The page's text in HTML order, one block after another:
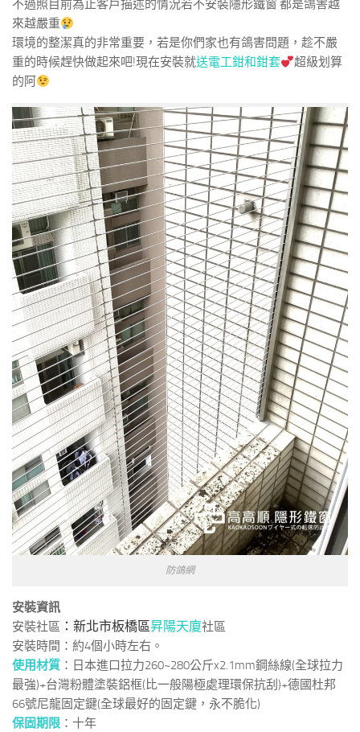
不過照目前為止客戶描述的情況若不安裝隱形鐵窗 都是鴿害越
來越嚴重
環境的整潔真的非常重要，若是你們家也有鴿害問題，趁不嚴
重的時候趕快做起來吧!現在安裝就送電工鉗和鉗套
超級划算
的阿
防鴿網
安裝資訊
安裝社區 ：新北市板橋區昇陽天廈社區
安裝時間：約4個小時左右。
使用材質 ：日本進口拉力260~280公斤x2.1mm鋼絲線(全球拉力
最強)+台灣粉體塗裝鋁框(比一般陽極處理環保抗刮)+德國杜邦
66號尼龍固定鍵(全球最好的固定鍵，永不脆化)
保固期限 ：十年